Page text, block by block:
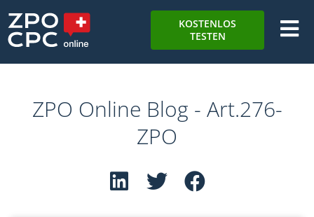
KOSTENLOS
TESTEN
ZPO Online Blog - Art.276-
ZPO